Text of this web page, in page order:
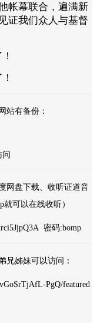
帐幕联合，遍满新
证我们众人与基督
站有备份：
问
网盘下载、收听证道音
可以在线收听）
密码:bomp
兄姊妹可以访问：
PgQ/featured